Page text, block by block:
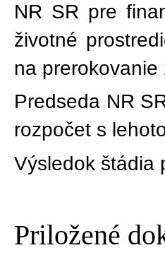
NR SR pre
životné
na prerokovanie
Predseda NR
rozpočet s
Výsledok štádia
Priložené